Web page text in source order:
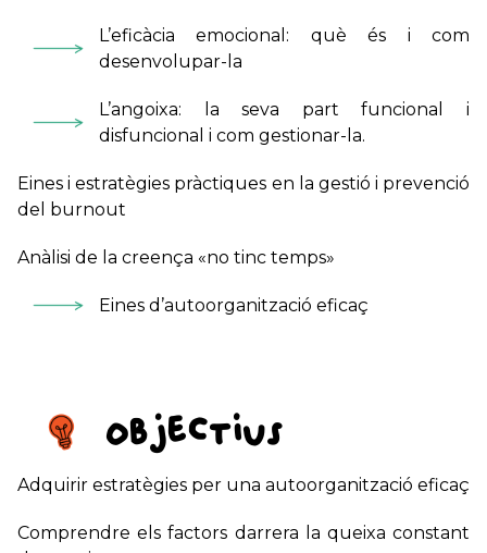
L’eficàcia emocional: què és i com
desenvolupar-la
L’angoixa: la seva part funcional i
disfuncional i com gestionar-la.
Eines i estratègies pràctiques en la gestió i prevenció
del burnout
Anàlisi de la creença «no tinc temps»
Eines d’autoorganització eficaç
Objectius
Adquirir estratègies per una autoorganització eficaç
Comprendre els factors darrera la queixa constant